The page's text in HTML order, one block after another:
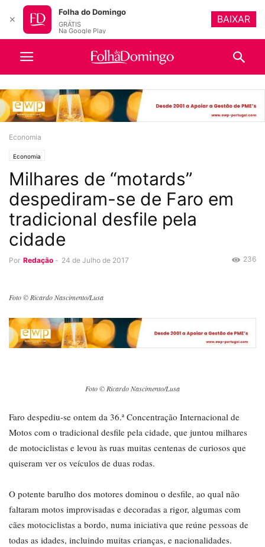
Economia
Economia
Milhares de “motards”
despediram-se de Faro em
tradicional desfile pela
cidade
Por Redação - 24 de Julho de 2017 236
Foto © Ricardo Nascimento/Lusa
Foto © Ricardo Nascimento/Lusa
Faro despediu-se ontem da 36.ª Concentração Internacional de
Motos com o tradicional desfile pela cidade, que juntou milhares
de motociclistas e levou às ruas muitas centenas de curiosos que
quiseram ver os veículos de duas rodas.
O potente barulho dos motores dominou o desfile, ao qual não
faltaram motos improvisadas e decoradas a rigor, algumas com
cães motociclistas a bordo, numa iniciativa que reúne pessoas de
todas as idades, incluindo muitas crianças, e nacionalidades.
✕
Folha do Domingo
GRÁTIS
Na Google Play
BAIXAR